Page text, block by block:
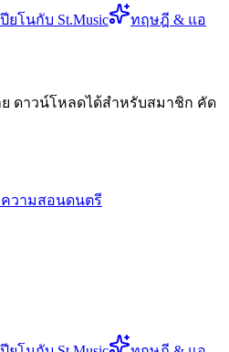
ปียโนกับ St.Music
ทฤษฎี & แอ
ดาวน์โหลดได้สำหรับสมาชิก คัด
วามสอนดนตรี